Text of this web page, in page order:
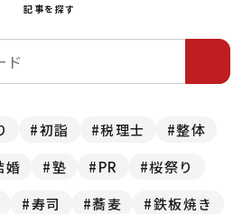
・お出かけ
ト
ティー情報
ットネス情報
記事を探す
初詣 税理士
整体
婚 塾 PR
桜祭り
寿司 蕎麦
鉄板焼き